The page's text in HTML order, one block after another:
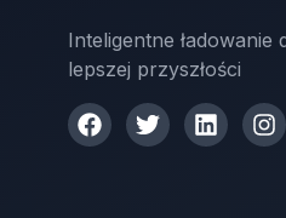
Inteligentne ładowanie
lepszej przyszłości